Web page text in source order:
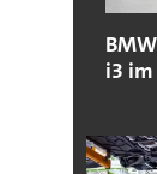
i3 im